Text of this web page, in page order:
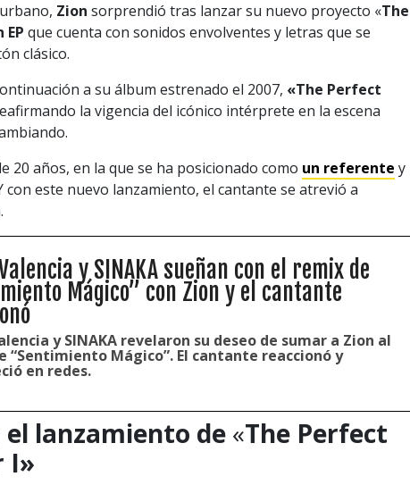
Zion sorprendió tras lanzar su nuevo proyecto «The
que cuenta con sonidos envolventes y letras que se
clásico.
a su álbum estrenado el 2007, «The Perfect
la vigencia del icónico intérprete en la escena
20 años, en la que se ha posicionado como un referente y
este nuevo lanzamiento, el cantante se atrevió a
y SINAKA sueñan con el remix de
Mágico” con Zion y el cantante
y SINAKA revelaron su deseo de sumar a Zion al
“Sentimiento Mágico”. El cantante reaccionó y
en redes.
lanzamiento de «The Perfect
I»